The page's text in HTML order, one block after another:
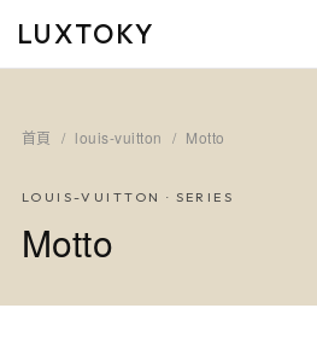
LUXTOKY
首頁 / louis-vuitton / Motto
LOUIS-VUITTON · SERIES
Motto